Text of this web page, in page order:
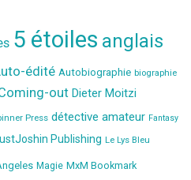
5 étoiles anglais
édité Autobiographie biographie
out Dieter Moitzi
Press détective amateur Fantasy
Publishing Le Lys Bleu
Magie MxM Bookmark